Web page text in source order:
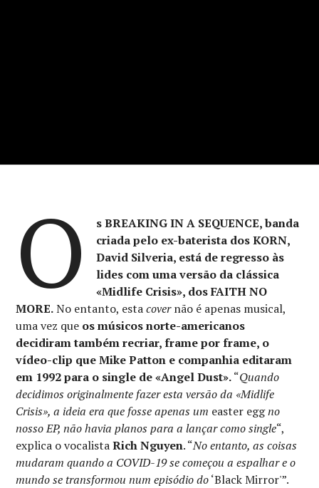
O
s BREAKING IN A SEQUENCE, banda
criada pelo ex-baterista dos KORN,
David Silveria, está de regresso às
lides com uma versão da clássica
«Midlife Crisis», dos FAITH NO
MORE.No entanto, estacovernão é apenas musical,
uma vez que os músicos norte-americanos
decidiram também recriar, frame por frame, o
vídeo-clip que Mike Patton e companhia editaram
em 1992 para o single de «Angel Dust».“Quando
decidimos originalmente fazer esta versão da «Midlife
Crisis», a ideia era que fosse apenas um easter eggno
nosso EP, não havia planos para a lançar como single“,
explica o vocalistaRich Nguyen. “No entanto, as coisas
mudaram quando a COVID-19 se começou a espalhar e o
mundo se transformou num episódio do‘Black Mirror'”.